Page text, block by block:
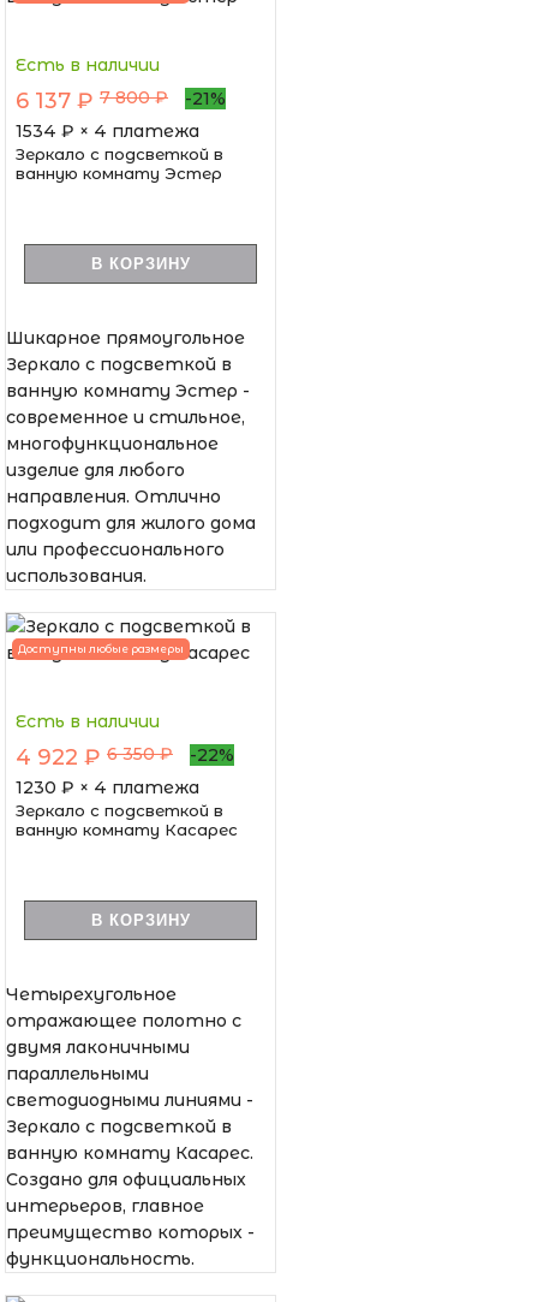
Есть в наличии
6 137 ₽ 7 800 ₽
-21%
1534 ₽ × 4 платежа
Зеркало с подсветкой в
ванную комнату Эстер
В КОРЗИНУ
Шикарное прямоугольное
Зеркало с подсветкой в
ванную комнату Эстер -
современное и стильное,
многофункциональное
изделие для любого
направления. Отлично
подходит для жилого дома
или профессионального
использования.
Доступны любые размеры
Есть в наличии
4 922 ₽ 6 350 ₽
-22%
1230 ₽ × 4 платежа
Зеркало с подсветкой в
ванную комнату Касарес
В КОРЗИНУ
Четырехугольное
отражающее полотно с
двумя лаконичными
параллельными
светодиодными линиями -
Зеркало с подсветкой в
ванную комнату Касарес.
Создано для официальных
интерьеров, главное
преимущество которых -
функциональность.